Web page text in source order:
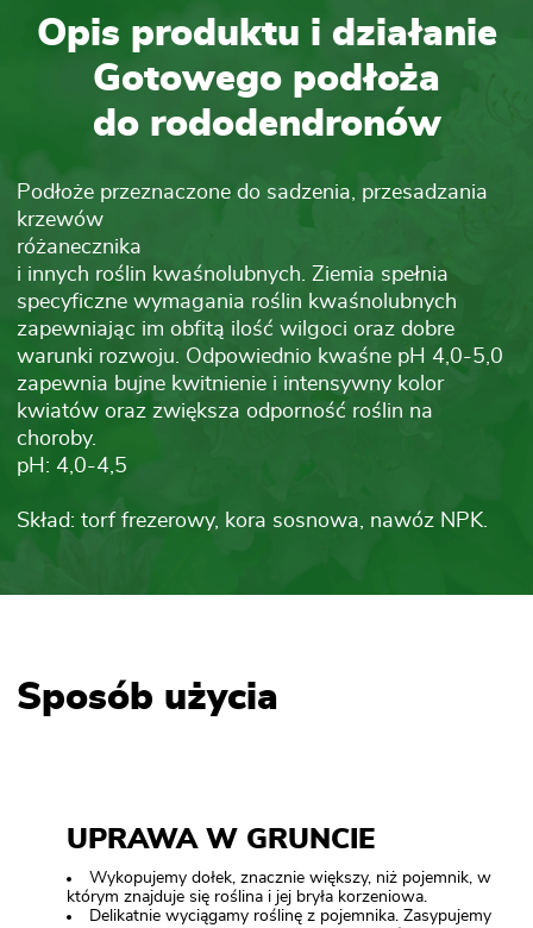
Opis produktu i działanie
Gotowego podłoża
do rododendronów
Podłoże przeznaczone do sadzenia, przesadzania
krzewów
różanecznika
i innych roślin kwaśnolubnych. Ziemia spełnia
specyficzne wymagania roślin kwaśnolubnych
zapewniając im obfitą ilość wilgoci oraz dobre
warunki rozwoju. Odpowiednio kwaśne pH 4,0-5,0
zapewnia bujne kwitnienie i intensywny kolor
kwiatów oraz zwiększa odporność roślin na
choroby.
pH: 4,0-4,5
Skład: torf frezerowy, kora sosnowa, nawóz NPK.
Sposób użycia
UPRAWA W GRUNCIE
Wykopujemy dołek, znacznie większy, niż pojemnik, w
którym znajduje się roślina i jej bryła korzeniowa.
Delikatnie wyciągamy roślinę z pojemnika. Zasypujemy